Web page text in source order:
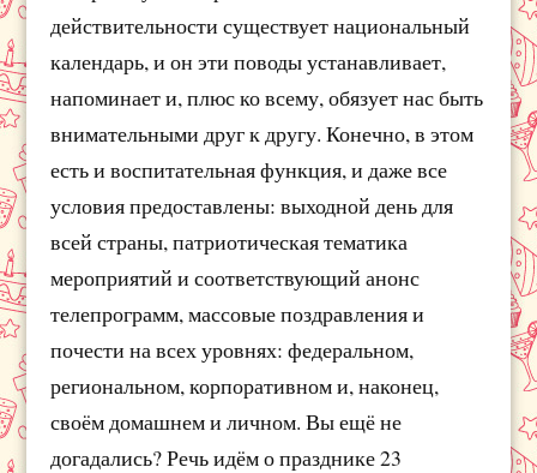
действительности существует национальный
календарь, и он эти поводы устанавливает,
напоминает и, плюс ко всему, обязует нас быть
внимательными друг к другу. Конечно, в этом
есть и воспитательная функция, и даже все
условия предоставлены: выходной день для
всей страны, патриотическая тематика
мероприятий и соответствующий анонс
телепрограмм, массовые поздравления и
почести на всех уровнях: федеральном,
региональном, корпоративном и, наконец,
своём домашнем и личном. Вы ещё не
догадались? Речь идём о празднике 23